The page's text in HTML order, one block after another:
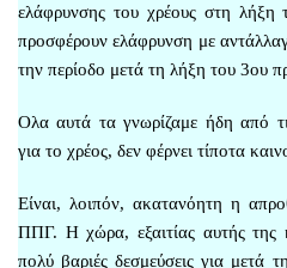
ελάφρυνσης του χρέους στη
προσφέρουν ελάφρυνση με
την περίοδο μετά τη λήξη του 3ου
Ολα αυτά τα γνωρίζαμε ήδη από
για το χρέος, δεν φέρνει τίποτα
Είναι, λοιπόν, ακατανόητη η
ΠΠΓ. Η χώρα, εξαιτίας αυτής της
πολύ βαριές δεσμεύσεις για μετά